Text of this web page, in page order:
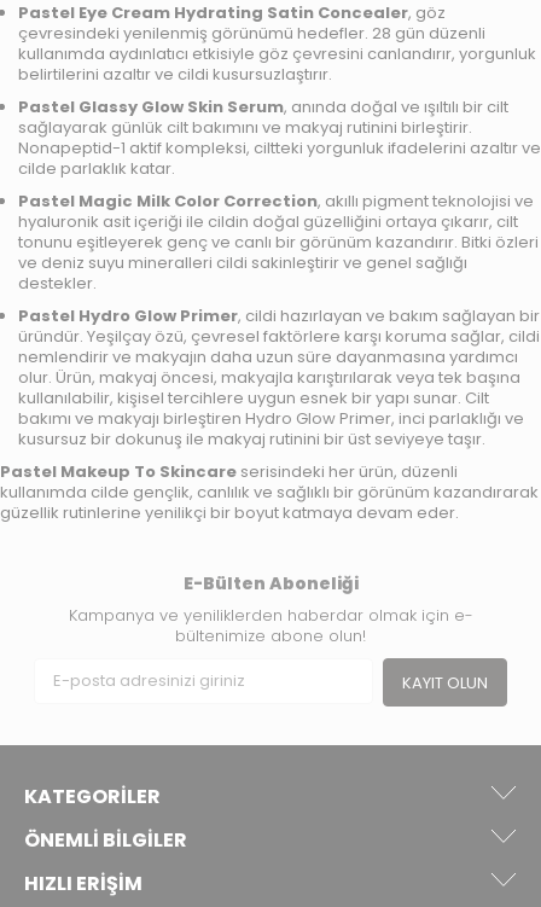
Pastel Eye Cream Hydrating Satin Concealer, göz
çevresindeki yenilenmiş görünümü hedefler. 28 gün düzenli
kullanımda aydınlatıcı etkisiyle göz çevresini canlandırır, yorgunluk
belirtilerini azaltır ve cildi kusursuzlaştırır.
Pastel Glassy Glow Skin Serum, anında doğal ve ışıltılı bir cilt
sağlayarak günlük cilt bakımını ve makyaj rutinini birleştirir.
Nonapeptid-1 aktif kompleksi, ciltteki yorgunluk ifadelerini azaltır ve
cilde parlaklık katar.
Pastel Magic Milk Color Correction, akıllı pigment teknolojisi ve
hyaluronik asit içeriği ile cildin doğal güzelliğini ortaya çıkarır, cilt
tonunu eşitleyerek genç ve canlı bir görünüm kazandırır. Bitki özleri
ve deniz suyu mineralleri cildi sakinleştirir ve genel sağlığı
destekler.
Pastel Hydro Glow Primer, cildi hazırlayan ve bakım sağlayan bir
üründür. Yeşilçay özü, çevresel faktörlere karşı koruma sağlar, cildi
nemlendirir ve makyajın daha uzun süre dayanmasına yardımcı
olur. Ürün, makyaj öncesi, makyajla karıştırılarak veya tek başına
kullanılabilir, kişisel tercihlere uygun esnek bir yapı sunar. Cilt
bakımı ve makyajı birleştiren Hydro Glow Primer, inci parlaklığı ve
kusursuz bir dokunuş ile makyaj rutinini bir üst seviyeye taşır.
Pastel Makeup To Skincare serisindeki her ürün, düzenli
kullanımda cilde gençlik, canlılık ve sağlıklı bir görünüm kazandırarak
güzellik rutinlerine yenilikçi bir boyut katmaya devam eder.
E-Bülten Aboneliği
Kampanya ve yeniliklerden haberdar olmak için e-
bültenimize abone olun!
KAYIT OLUN
KATEGORILER
ÖNEMLI BILGILER
HIZLI ERIŞIM